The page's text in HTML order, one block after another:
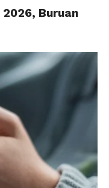
Buruan